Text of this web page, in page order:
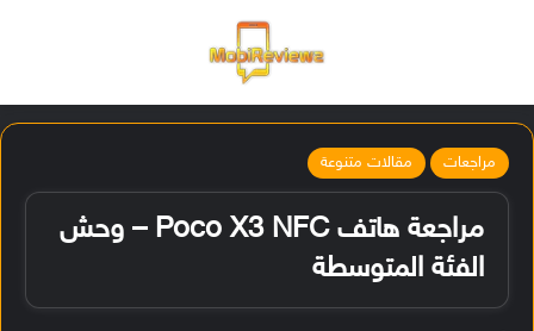
مراجعات مقالات متنوعة
مراجعة هاتف Poco X3 NFC – وحش
الفئة المتوسطة